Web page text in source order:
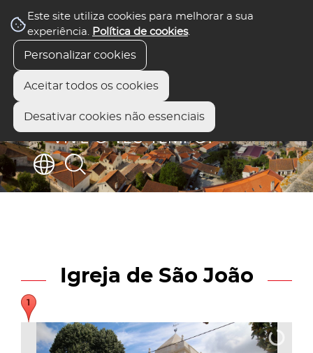
Este site utiliza cookies para melhorar a sua
experiência. Política de cookies.
Personalizar cookies
Aceitar todos os cookies
Desativar cookies não essenciais
Igreja de São João